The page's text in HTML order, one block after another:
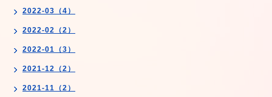
2022-03（4）
2022-02（2）
2022-01（3）
2021-12（2）
2021-11（2）